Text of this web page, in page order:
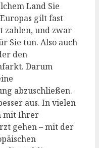
Land Sie
gilt fast
zahlen, und zwar
Sie tun. Also auch
den
Darum
abzuschließen.
aus. In vielen
mit Ihrer
gehen – mit der